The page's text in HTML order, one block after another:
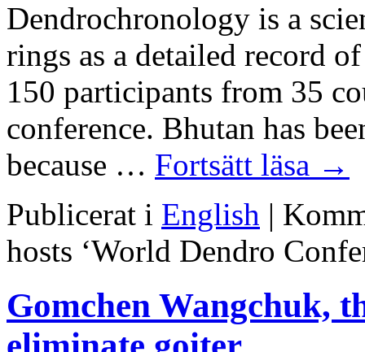
Dendrochronology is a
rings as a detailed record
150 participants from 35
conference. Bhutan has
because … Fortsätt läsa →
Publicerat i English |
hosts ‘World Dendro
Gomchen Wangchuk,